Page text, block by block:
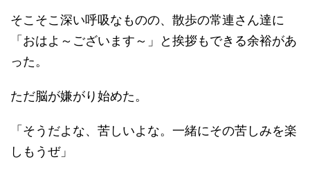
そこそこ深い呼吸なものの、散歩の常連さん達に
「おはよ～ございます～」と挨拶もできる余裕があ
った。
ただ脳が嫌がり始めた。
「そうだよな、苦しいよな。一緒にその苦しみを楽
しもうぜ」